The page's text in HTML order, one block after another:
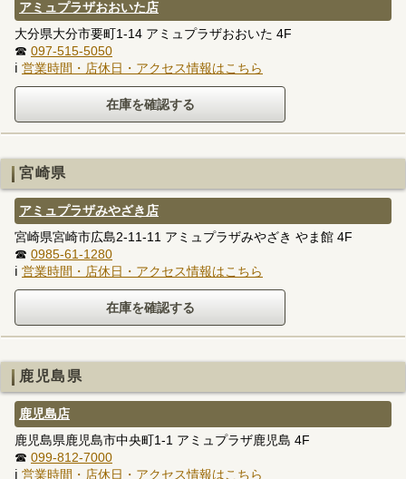
アミュプラザおおいた店
大分県大分市要町1-14 アミュプラザおおいた 4F
☎ 097-515-5050
ℹ 営業時間・店休日・アクセス情報はこちら
宮崎県
アミュプラザみやざき店
宮崎県宮崎市広島2-11-11 アミュプラザみやざき やま館 4F
☎ 0985-61-1280
ℹ 営業時間・店休日・アクセス情報はこちら
鹿児島県
鹿児島店
鹿児島県鹿児島市中央町1-1 アミュプラザ鹿児島 4F
☎ 099-812-7000
ℹ 営業時間・店休日・アクセス情報はこちら